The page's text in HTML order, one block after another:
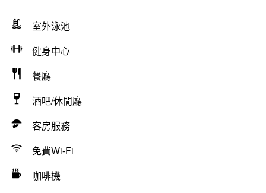
室外泳池
健身中心
餐廳
酒吧/休閒廳
客房服務
免費Wi-Fi
咖啡機